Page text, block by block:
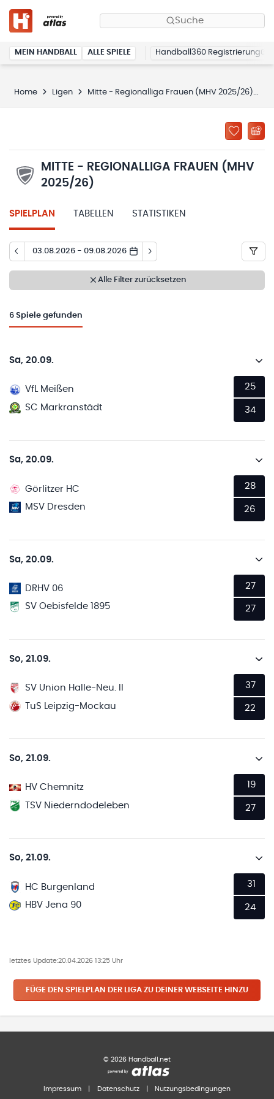
Suche
MEIN HANDBALL ALLE SPIELE Handball360 Registrierung
Home Ligen Mitte - Regionalliga Frauen (MHV 2025/26)
MITTE - REGIONALLIGA FRAUEN (MHV
2025/26)
SPIELPLAN TABELLEN STATISTIKEN
03.08.2026 - 09.08.2026
Alle Filter zurücksetzen
6 Spiele gefunden
Sa, 20.09.
VfL Meißen
SC Markranstädt
25
34
Sa, 20.09.
Görlitzer HC
MSV Dresden
28
26
Sa, 20.09.
DRHV 06
SV Oebisfelde 1895
27
27
So, 21.09.
SV Union Halle-Neu. II
TuS Leipzig-Mockau
37
22
So, 21.09.
HV Chemnitz
TSV Niederndodeleben
19
27
So, 21.09.
HC Burgenland
HBV Jena 90
31
24
letztes Update:20.04.2026 13:25 Uhr
FÜGE DEN SPIELPLAN DER LIGA ZU DEINER WEBSEITE HINZU
© 2026 Handball.net
Impressum Datenschutz Nutzungsbedingungen